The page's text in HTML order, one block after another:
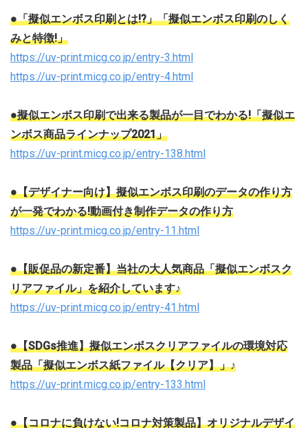
●「擬似エンボス印刷とは!?」「擬似エンボス印刷のしく
みと特徴!」
https://uv-print.micg.co.jp/entry-3.html
https://uv-print.micg.co.jp/entry-4.html
●擬似エンボス印刷で出来る製品が一目でわかる!「擬似エ
ンボス商品ラインナップ2021」
https://uv-print.micg.co.jp/entry-138.html
●【デザイナー向け】擬似エンボス印刷のデータの作り方
が一発でわかる!動画付き制作データの作り方
https://uv-print.micg.co.jp/entry-11.html
●【販促品の新定番】当社の大人気商品「擬似エンボスク
リアファイル」を紹介しています♪
https://uv-print.micg.co.jp/entry-41.html
●【SDGs推進】擬似エンボスクリアファイルの環境対応
製品「擬似エンボス紙ファイル【クリア】」♪
https://uv-print.micg.co.jp/entry-133.html
●【コロナに負けない!コロナ対策製品】オリジナルデザイ